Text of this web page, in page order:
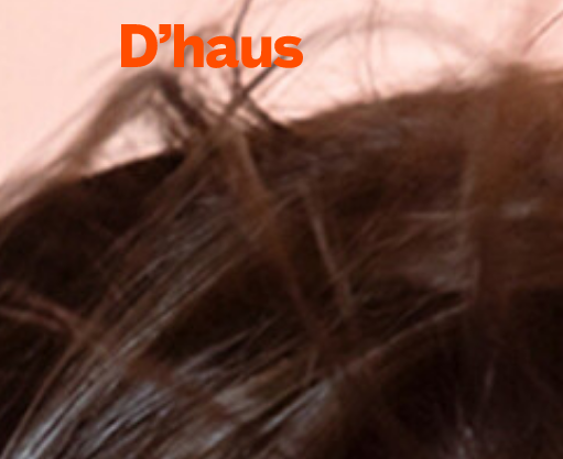
Zum Hauptinhalt springen Zum Footer springen